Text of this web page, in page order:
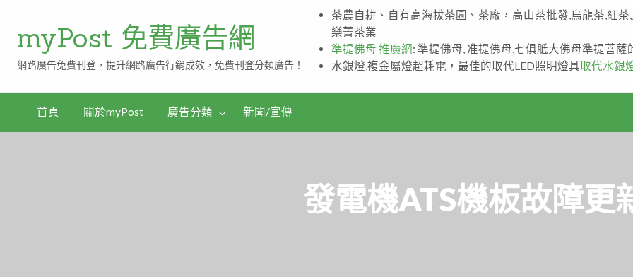
myPost 免費廣告網
網路廣告免費刊登，提升網路廣告行銷成效，免費刊登分類廣告！
茶農自耕、自有高海拔茶園、茶廠，高山茶批發,烏龍茶,紅茶
樂菁茶業
準提佛母 推廣網: 準提佛母, 准提佛母,七俱胝大佛母準提菩薩
水銀燈,複金屬燈超耗電，最佳的取代LED照明燈具取代水銀
首頁 關於myPost 廣告分類 新聞/宣傳
發電機ATS機板故障更